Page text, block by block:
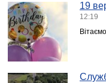
19
12:19